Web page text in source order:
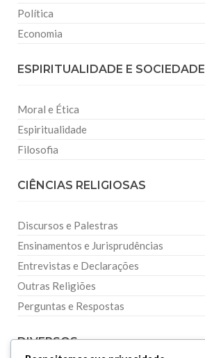
Política
Economia
ESPIRITUALIDADE E SOCIEDADE
Moral e Ética
Espiritualidade
Filosofia
CIÊNCIAS RELIGIOSAS
Discursos e Palestras
Ensinamentos e Jurisprudências
Entrevistas e Declarações
Outras Religiões
Perguntas e Respostas
DIVERSOS